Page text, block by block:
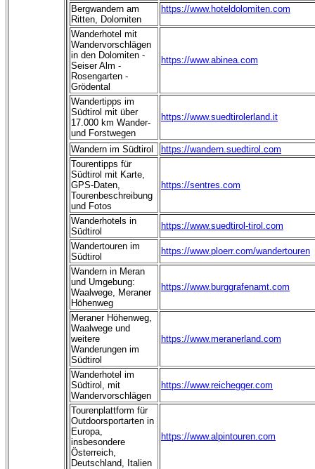
Bergwandern am
Ritten, Dolomiten
https://www.hoteldolomiten.com
Wanderhotel mit
Wandervorschlägen
in den Dolomiten -
Seiser Alm -
Rosengarten -
Grödental
https://www.abinea.com
Wandertipps im
Südtirol mit über
17.000 km Wander-
und Forstwegen
https://www.suedtirolerland.it
Wandern im Südtirol
https://wandern.suedtirol.com
Tourentipps für
Südtirol mit Karte,
GPS-Daten,
Tourenbeschreibung
und Fotos
https://sentres.com
Wanderhotels in
Südtirol
https://www.suedtirol-tirol.com
Wandertouren im
Südtirol
https://www.ploerr.com/wandertouren
Wandern in Meran
und Umgebung:
Waalwege, Meraner
Höhenweg
https://www.burggrafenamt.com
Meraner Höhenweg,
Waalwege und
weitere
Wanderungen im
Südtirol
https://www.meranerland.com
Wanderhotel im
Südtirol, mit
Wandervorschlägen
https://www.reichegger.com
Tourenplattform für
Outdoorsportarten in
Europa,
insbesondere
Österreich,
Deutschland, Italien
https://www.alpintouren.com